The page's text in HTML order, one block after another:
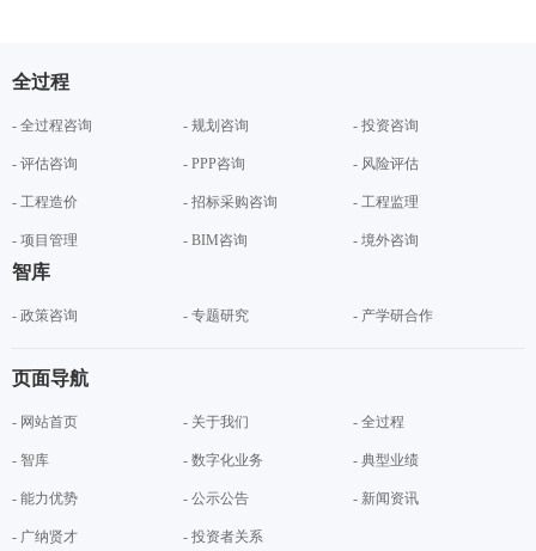
全过程
- 全过程咨询 - 规划咨询 - 投资咨询
- 评估咨询 - PPP咨询 - 风险评估
- 工程造价 - 招标采购咨询 - 工程监理
- 项目管理 - BIM咨询 - 境外咨询
智库
- 政策咨询 - 专题研究 - 产学研合作
页面导航
- 网站首页 - 关于我们 - 全过程
- 智库 - 数字化业务 - 典型业绩
- 能力优势 - 公示公告 - 新闻资讯
- 广纳贤才 - 投资者关系